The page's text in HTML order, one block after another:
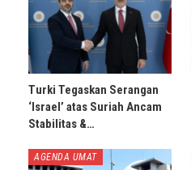
Turki Tegaskan Serangan
‘Israel’ atas Suriah Ancam
Stabilitas &…
AGENDA UMAT